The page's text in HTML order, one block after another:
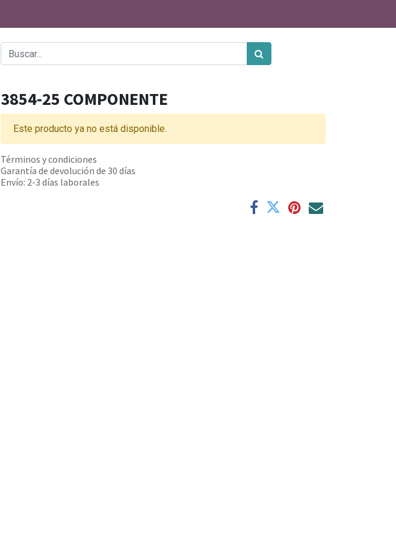
3854-25 COMPONENTE
Este producto ya no está disponible.
Términos y condiciones
Garantía de devolución de 30 días
Envío: 2-3 días laborales